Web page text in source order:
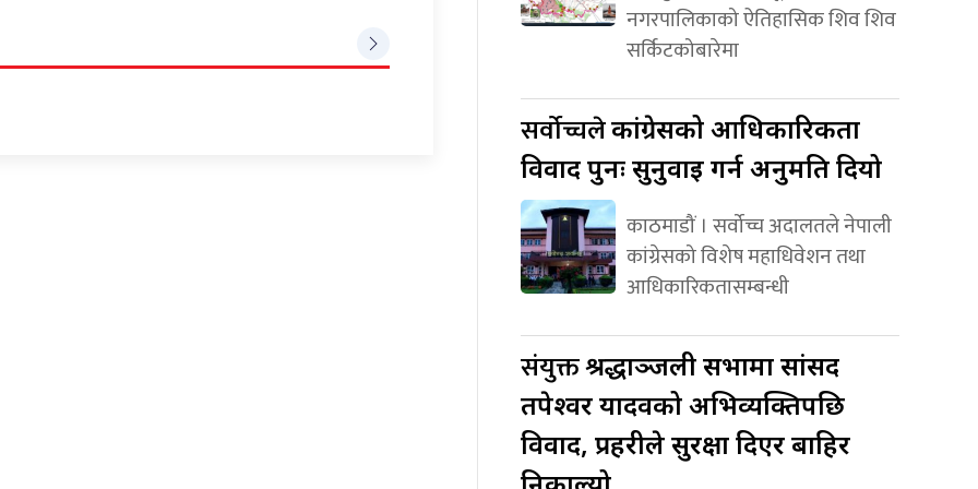
नगरपालिकाको ऐतिहासिक शिव शिव
सर्किटकोबारेमा
सर्वोच्चलेकांग्रेसको आधिकारिकता
विवाद पुनः सुनुवाइ गर्न अनुमति दियो
काठमाडौं । सर्वोच्च अदालतले नेपाली
कांग्रेसको विशेष महाधिवेशन तथा
आधिकारिकतासम्बन्धी
संयुक्तश्रद्धाञ्जली सभामा सांसद
तपेश्वर यादवको अभिव्यक्तिपछि
विवाद, प्रहरीले सुरक्षा दिएर बाहिर